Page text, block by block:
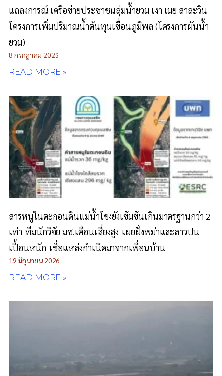
แถลงการณ์ เครือข่ายประชาชนลุ่มน้ำยวม เงา เมย สาละวิน
โครงการเพิ่มปริมาณน้ำต้นทุนเขื่อนภูมิพล (โครงการผันน้ำ
ยวม)
8 กรกฎาคม 2026
READ MORE »
สารหนูในตะกอนดินแม่น้ำโขงยังเข้มข้นเกินมาตรฐานกว่า 2
เท่า-ทีมนักวิจัย มช.เตือนเสี่ยงสูง-เผยฝั่งพม่าและลาวปน
เปื้อนหนัก-เชื่อแหล่งกำเนิดมาจากเพื่อนบ้าน
19 มิถุนายน 2026
READ MORE »